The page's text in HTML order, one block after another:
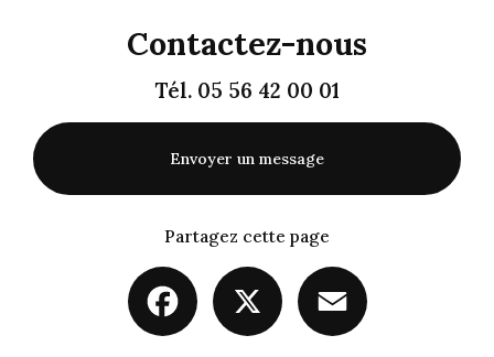
Contactez-nous
Tél. 05 56 42 00 01
Envoyer un message
Partagez cette page
Facebook